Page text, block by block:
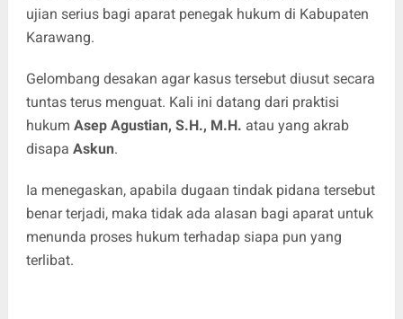
ujian serius bagi aparat penegak hukum di Kabupaten
Karawang.
Gelombang desakan agar kasus tersebut diusut secara
tuntas terus menguat. Kali ini datang dari praktisi
hukum Asep Agustian, S.H., M.H. atau yang akrab
disapa Askun.
Ia menegaskan, apabila dugaan tindak pidana tersebut
benar terjadi, maka tidak ada alasan bagi aparat untuk
menunda proses hukum terhadap siapa pun yang
terlibat.